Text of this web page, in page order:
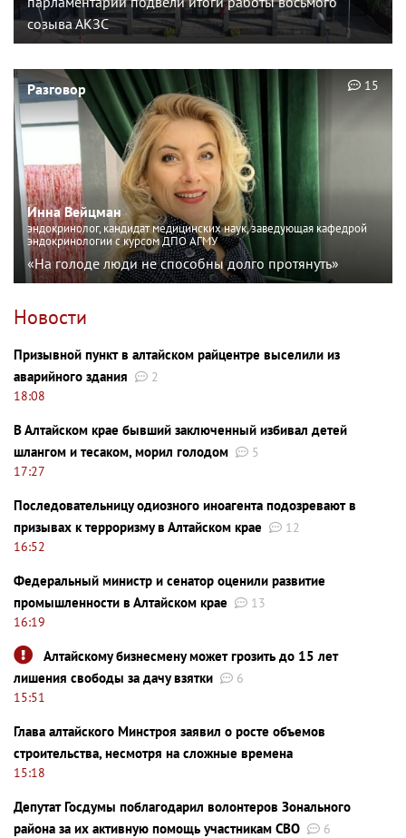
созыва АКЗС
Разговор
Инна Вейцман
эндокринолог, кандидат медицинских наук, заведующая кафедрой
эндокринологии с курсом ДПО АГМУ
«На голоде люди не способны долго протянуть»
15
Новости
Призывной пункт в алтайском райцентре выселили из
аварийного здания
2
18:08
В Алтайском крае бывший заключенный избивал детей
шлангом и тесаком, морил голодом
5
17:27
Последовательницу одиозного иноагента подозревают в
призывах к терроризму в Алтайском крае
12
16:52
Федеральный министр и сенатор оценили развитие
промышленности в Алтайском крае
13
16:19
Алтайскому бизнесмену может грозить до 15 лет
лишения свободы за дачу взятки
6
15:51
Глава алтайского Минстроя заявил о росте объемов
строительства, несмотря на сложные времена
15:18
Депутат Госдумы поблагодарил волонтеров Зонального
района за их активную помощь участникам СВО
6